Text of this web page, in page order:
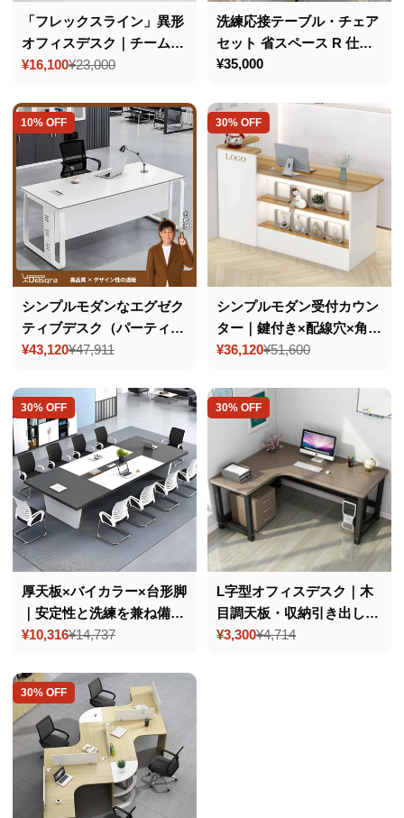
「フレックスライン」異形
オフィスデスク｜チーム作
業に最適な変形ワークステ
セ
ル
価
¥16,100
通
価
格
¥23,000
洗練応接テーブル・チェア
セット 省スペース R 仕上
げ安全 上質素材 PU レザー
荷重
通
価
格
¥35,000
10% OFF
シンプルモダンなエグゼク
ティブデスク（パーティク
ルボード製）– 洗練された
セ
ル
価
格
¥43,120
通
価
格
¥47,911
30% OFF
シンプルモダン受付カウン
ター｜鍵付き×配線穴×角丸
設計×収納付き（カスタマ
セ
ル
価
¥36,120
通
価
格
¥51,600
30% OFF
厚天板×バイカラー×台形脚
｜安定性と洗練を兼ね備え
た天然木調会議テーブル
応）
セ
ル
価
格
¥10,316
通
価
格
¥14,737
30% OFF
L字型オフィスデスク｜木
目調天板・収納引き出し付
き・パソコン対応・在宅勤
セ
¥3,300
通
¥4,714
30% OFF